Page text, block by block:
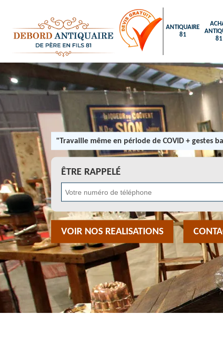
ANTIQUAIRE
81
81
"Travaille même en période de COVID + gestes
ÊTRE RAPPELÉ
VOIR NOS REALISATIONS